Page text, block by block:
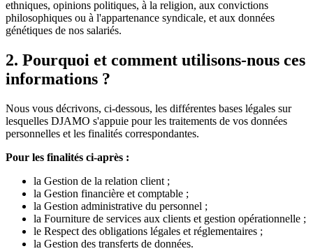
ethniques, opinions politiques, à la religion, aux convictions
philosophiques ou à l'appartenance syndicale, et aux données
génétiques de nos salariés.
2. Pourquoi et comment utilisons-nous ces
informations ?
Nous vous décrivons, ci-dessous, les différentes bases légales sur
lesquelles DJAMO s'appuie pour les traitements de vos données
personnelles et les finalités correspondantes.
Pour les finalités ci-après :
la Gestion de la relation client ;
la Gestion financière et comptable ;
la Gestion administrative du personnel ;
la Fourniture de services aux clients et gestion opérationnelle ;
le Respect des obligations légales et réglementaires ;
la Gestion des transferts de données.